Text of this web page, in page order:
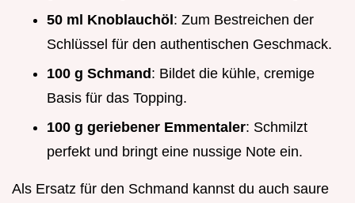
50 ml Knoblauchöl : Zum Bestreichen der
Schlüssel für den authentischen Geschmack.
100 g Schmand: Bildet die kühle, cremige
Basis für das Topping.
100 g geriebener Emmentaler: Schmilzt
perfekt und bringt eine nussige Note ein.
Als Ersatz für den Schmand kannst du auch saure